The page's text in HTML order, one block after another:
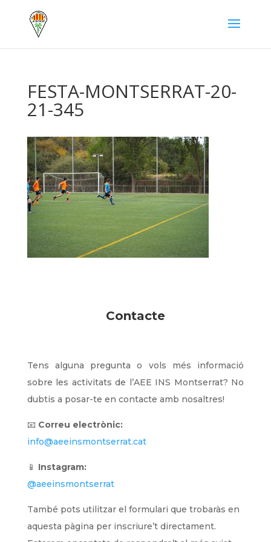
FESTA-MONTSERRAT-20-
21-345
Contacte
Tens alguna pregunta o vols més informació
sobre les activitats de l’AEE INS Montserrat? No
dubtis a posar-te en contacte amb nosaltres!
📧 Correu electrònic:
info@aeeinsmontserrat.cat
📱 Instagram:
@aeeinsmontserrat
També pots utilitzar el formulari que trobaràs en
aquesta pàgina per inscriure’t directament.